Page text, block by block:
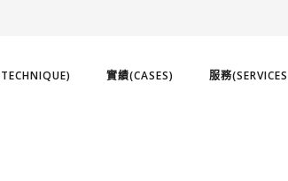
實績(CASES) 服務